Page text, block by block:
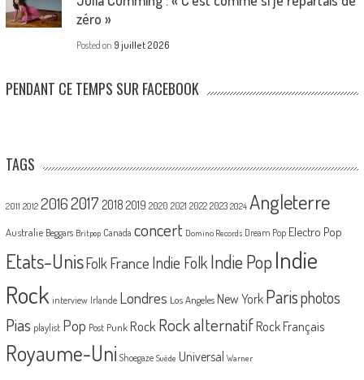
zéro »
Posted on 9 juillet 2026
PENDANT CE TEMPS SUR FACEBOOK
TAGS
2011 2012 20162017 2018 2019 2020 2021 2022 2023 2024 Angleterre
Australie Beggars Britpop Canada concert Domino Records Dream Pop Electro Pop
Etats-UnisFolk France Indie FolkIndie PopIndie
Rock interview Irlande Londres Los Angeles New York Parisphotos
Pias playlist Pop Post Punk Rock Rock alternatif Rock Français
Royaume-Uni Shoegaze Suède Universal Warner